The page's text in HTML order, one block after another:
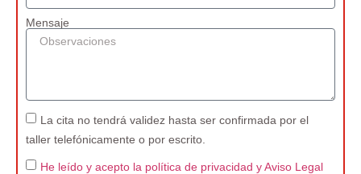
Mensaje
La cita no tendrá validez hasta ser confirmada por el
taller telefónicamente o por escrito.
He leído y acepto la política de privacidad y Aviso Legal